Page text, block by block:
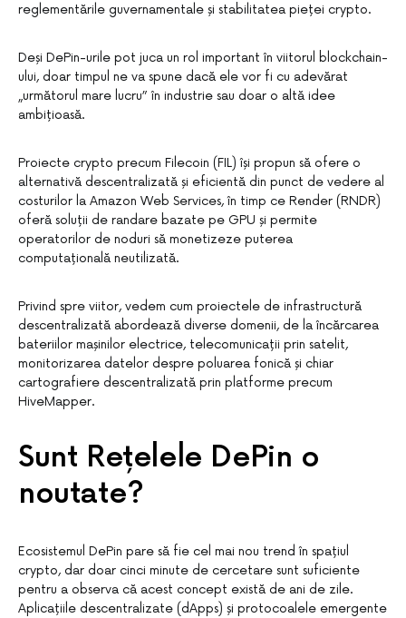
reglementările guvernamentale și stabilitatea pieței crypto.
Deși DePin-urile pot juca un rol important în viitorul blockchain-
ului, doar timpul ne va spune dacă ele vor fi cu adevărat
„următorul mare lucru” în industrie sau doar o altă idee
ambițioasă.
Proiecte crypto precum Filecoin (FIL) își propun să ofere o
alternativă descentralizată și eficientă din punct de vedere al
costurilor la Amazon Web Services, în timp ce Render (RNDR)
oferă soluții de randare bazate pe GPU și permite
operatorilor de noduri să monetizeze puterea
computațională neutilizată.
Privind spre viitor, vedem cum proiectele de infrastructură
descentralizată abordează diverse domenii, de la încărcarea
bateriilor mașinilor electrice, telecomunicații prin satelit,
monitorizarea datelor despre poluarea fonică și chiar
cartografiere descentralizată prin platforme precum
HiveMapper.
Sunt Rețelele DePin o
noutate?
Ecosistemul DePin pare să fie cel mai nou trend în spațiul
crypto, dar doar cinci minute de cercetare sunt suficiente
pentru a observa că acest concept există de ani de zile.
Aplicațiile descentralizate (dApps) și protocoalele emergente